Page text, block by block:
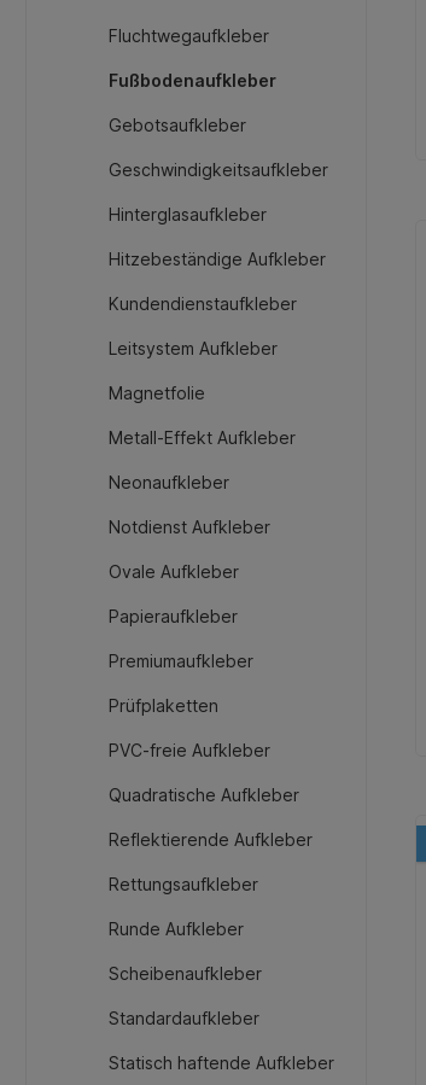
Fluchtwegaufkleber
Fußbodenaufkleber
Gebotsaufkleber
Geschwindigkeitsaufkleber
Hinterglasaufkleber
Hitzebeständige Aufkleber
Kundendienstaufkleber
Leitsystem Aufkleber
Magnetfolie
Metall-Effekt Aufkleber
Neonaufkleber
Notdienst Aufkleber
Ovale Aufkleber
Papieraufkleber
Premiumaufkleber
Prüfplaketten
PVC-freie Aufkleber
Quadratische Aufkleber
Reflektierende Aufkleber
Rettungsaufkleber
Runde Aufkleber
Scheibenaufkleber
Standardaufkleber
Statisch haftende Aufkleber